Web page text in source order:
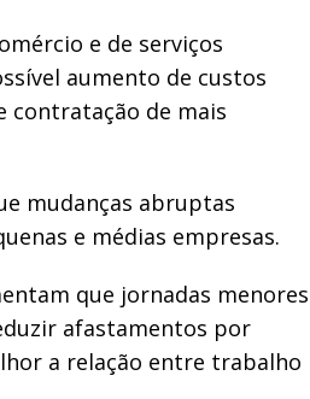
e de serviços
aumento de custos
contratação de mais
mudanças abruptas
e médias empresas.
que jornadas menores
afastamentos por
a relação entre trabalho